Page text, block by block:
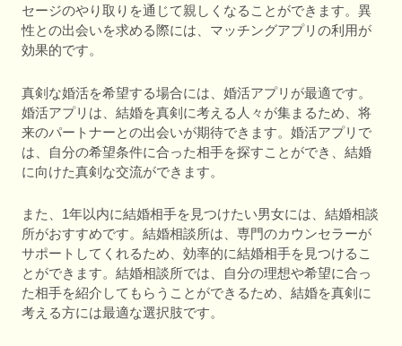
セージのやり取りを通じて親しくなることができます。異
性との出会いを求める際には、マッチングアプリの利用が
効果的です。
真剣な婚活を希望する場合には、婚活アプリが最適です。
婚活アプリは、結婚を真剣に考える人々が集まるため、将
来のパートナーとの出会いが期待できます。婚活アプリで
は、自分の希望条件に合った相手を探すことができ、結婚
に向けた真剣な交流ができます。
また、1年以内に結婚相手を見つけたい男女には、結婚相談
所がおすすめです。結婚相談所は、専門のカウンセラーが
サポートしてくれるため、効率的に結婚相手を見つけるこ
とができます。結婚相談所では、自分の理想や希望に合っ
た相手を紹介してもらうことができるため、結婚を真剣に
考える方には最適な選択肢です。